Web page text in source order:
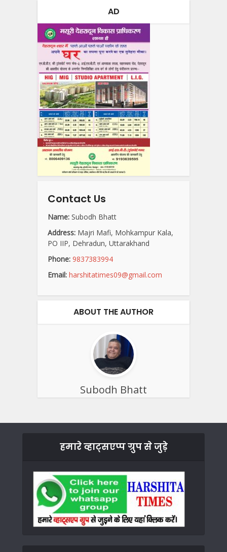
AD
Contact Us
Name: Subodh Bhatt
Address: Majri Mafi, Mohkampur Kala,
PO IIP, Dehradun, Uttarakhand
Phone: 9837383994
Email: harshitatimes09@gmail.com
ABOUT THE AUTHOR
Subodh Bhatt
हमारे व्हाट्सएप्प ग्रुप से जुड़े